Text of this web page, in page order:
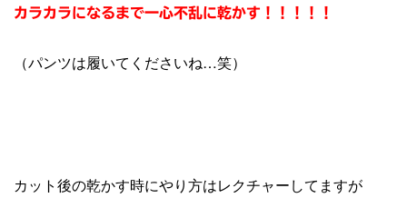
カラカラになるまで一心不乱に乾かす！！！！！
（パンツは履いてくださいね…笑）
カット後の乾かす時にやり方はレクチャーしてますが